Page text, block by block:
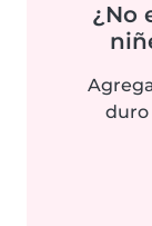
¿No
duro